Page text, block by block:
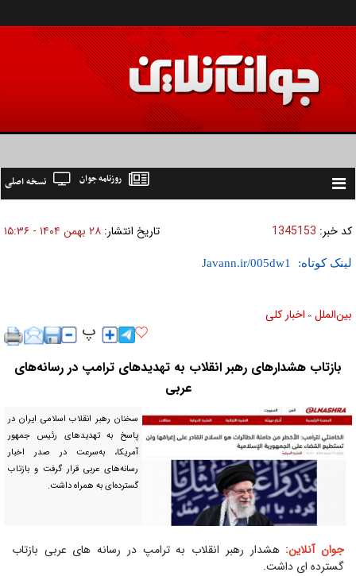
Toggle
نسخه اصلی روزنامه جوان
کد خبر: 1345153 تاریخ انتشار: ۲۸ بهمن ۱۴۰۴ - ۱۵:۳۶
لینک کوتاه:
بين‌الملل » اخبار كلی
بازتاب هشدارهای رهبر انقلاب به تهدیدهای ترامپ در رسانه‌های
عربی
سخنان رهبر انقلاب اسلامی ایران در
پاسخ به تهدیدهای رئیس جمهور
آمریکا، به‌سرعت در صدر اخبار
رسانه‌های عربی قرار گرفت و بازتاب
گسترده‌ای به همراه داشت.
جوان آنلاین: هشدار رهبر انقلاب به ترامپ در رسانه های عربی بازتاب
گسترده ای داشت.